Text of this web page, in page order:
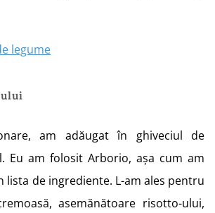
am adăugat în ghiveciul de
Eu am folosit Arborio, așa cum am
lista de ingrediente. L-am ales pentru
asemănătoare risotto-ului,